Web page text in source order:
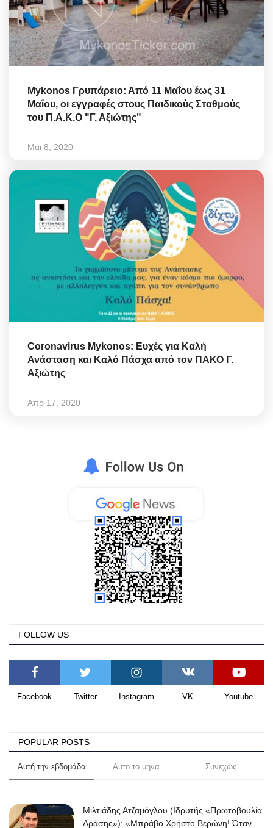
Mykonos Γρυπάρειο: Από 11 Μαΐου έως 31
Μαΐου, οι εγγραφές στους Παιδικούς Σταθμούς
του Π.Α.Κ.Ο "Γ. Αξιώτης"
Μαι 8, 2020
Coronavirus Mykonos: Ευχές για Καλή
Ανάσταση και Καλό Πάσχα από τον ΠΑΚΟ Γ.
Αξιώτης
Απρ 17, 2020
FOLLOW US
Facebook Twitter Instagram VK Youtube
POPULAR POSTS
Αυτή την εβδομάδα Αυτο το μηνα Συνεχώς
Μιλτιάδης Ατζαμόγλου (Ιδρυτής «Πρωτοβουλία
Δράσης»): «Μπράβο Χρήστο Βερώνη! Όταν